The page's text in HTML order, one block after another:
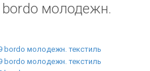
молодежн.